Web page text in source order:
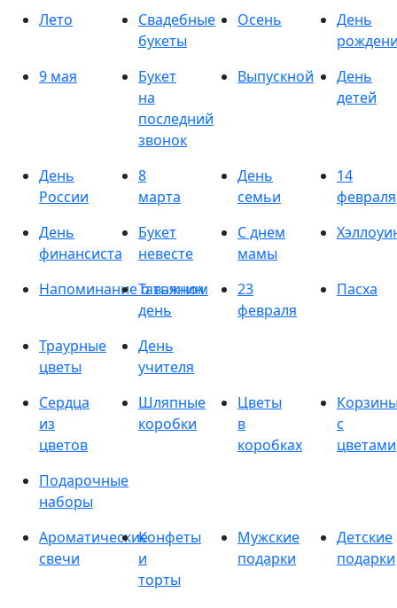
Лето
Свадебные
букеты
Осень
День
9 мая
Букет
на
последний
звонок
Выпускной
День
детей
День
России
8
марта
День
семьи
14
февраля
День
финансиста
Букет
невесте
С днем
мамы
Напоминание о важном
Татьянин
день
23
февраля
Пасха
Траурные
цветы
День
учителя
Сердца
из
цветов
Шляпные
коробки
Цветы
в
коробках
с
цветами
Подарочные
наборы
Ароматические
свечи
Конфеты
и
торты
Мужские
подарки
Детские
подарки